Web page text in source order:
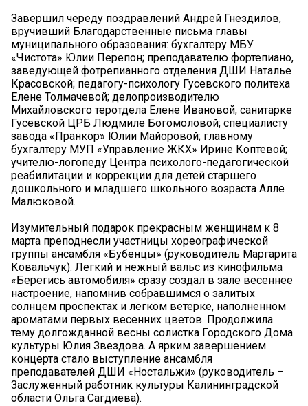
Завершил череду поздравлений Андрей Гнездилов,
вручивший Благодарственные письма главы
муниципального образования: бухгалтеру МБУ
«Чистота» Юлии Перепон; преподавателю фортепиано,
заведующей фотрепианного отделения ДШИ Наталье
Красовской; педагогу-психологу Гусевского политеха
Елене Толмачевой; делопроизводителю
Михайловского теротдела Елене Ивановой; санитарке
Гусевской ЦРБ Людмиле Богомоловой; специалисту
завода «Пранкор» Юлии Майоровой; главному
бухгалтеру МУП «Управление ЖКХ» Ирине Коптевой;
учителю-логопеду Центра психолого-педагогической
реабилитации и коррекции для детей старшего
дошкольного и младшего школьного возраста Алле
Малюковой.
Изумительный подарок прекрасным женщинам к 8
марта преподнесли участницы хореографической
группы ансамбля «Бубенцы» (руководитель Маргарита
Ковальчук). Легкий и нежный вальс из кинофильма
«Берегись автомобиля» сразу создал в зале весеннее
настроение, напомнив собравшимся о залитых
солнцем проспектах и легком ветерке, наполненном
ароматами первых весенних цветов. Продолжила
тему долгожданной весны солистка Городского Дома
культуры Юлия Звездова. А ярким завершением
концерта стало выступление ансамбля
преподавателей ДШИ «Ностальжи» (руководитель –
Заслуженный работник культуры Калининградской
области Ольга Сагдиева).